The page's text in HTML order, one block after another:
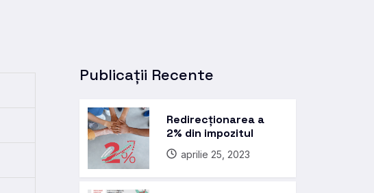
Publicații Recente
Redirecționarea a
2% din impozitul
aprilie 25, 2023